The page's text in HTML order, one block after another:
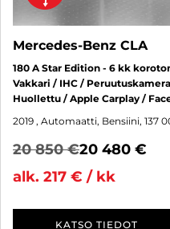
Mercedes-Benz CLA
180 A Star Edition - 6 kk
Vakkari / IHC /
Huollettu / Apple Carplay /
2019 , Automaatti, Bensiini, 137
20 850 €20 480 €
alk. 217 € / kk
KATSO TIEDOT